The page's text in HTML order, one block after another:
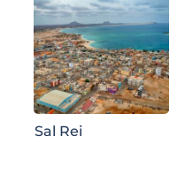
Sal Rei